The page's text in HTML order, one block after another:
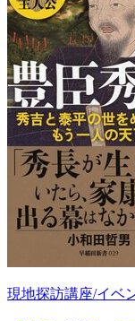
現地探訪講座/イベ